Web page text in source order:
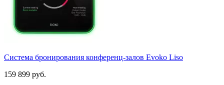
Система бронирования конференц-залов Evoko Liso
159 899 руб.